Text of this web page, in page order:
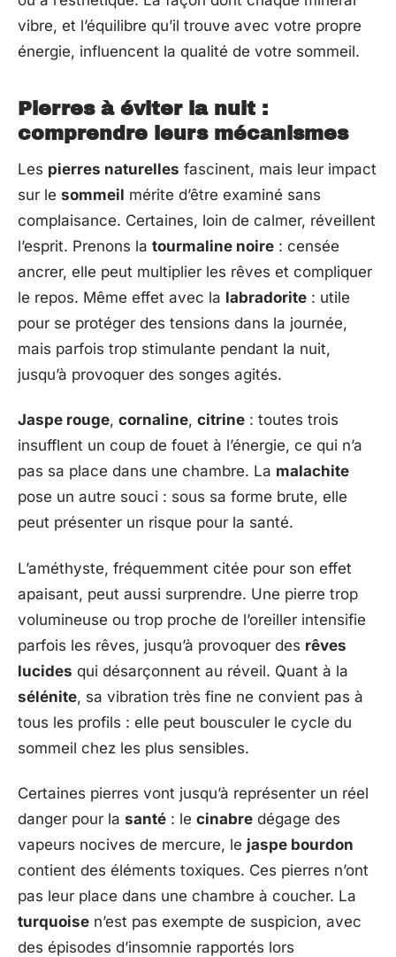
vibre, et l’équilibre qu’il trouve avec votre propre
énergie, influencent la qualité de votre sommeil.
Pierres à éviter la nuit :
comprendre leurs mécanismes
Les pierres naturelles fascinent, mais leur impact
sur le sommeil mérite d’être examiné sans
complaisance. Certaines, loin de calmer, réveillent
l’esprit. Prenons la tourmaline noire : censée
ancrer, elle peut multiplier les rêves et compliquer
le repos. Même effet avec la labradorite : utile
pour se protéger des tensions dans la journée,
mais parfois trop stimulante pendant la nuit,
jusqu’à provoquer des songes agités.
Jaspe rouge, cornaline, citrine : toutes trois
insufflent un coup de fouet à l’énergie, ce qui n’a
pas sa place dans une chambre. La malachite
pose un autre souci : sous sa forme brute, elle
peut présenter un risque pour la santé.
L’améthyste, fréquemment citée pour son effet
apaisant, peut aussi surprendre. Une pierre trop
volumineuse ou trop proche de l’oreiller intensifie
parfois les rêves, jusqu’à provoquer des rêves
lucides qui désarçonnent au réveil. Quant à la
sélénite, sa vibration très fine ne convient pas à
tous les profils : elle peut bousculer le cycle du
sommeil chez les plus sensibles.
Certaines pierres vont jusqu’à représenter un réel
danger pour la santé : le cinabre dégage des
vapeurs nocives de mercure, le jaspe bourdon
contient des éléments toxiques. Ces pierres n’ont
pas leur place dans une chambre à coucher. La
turquoise n’est pas exempte de suspicion, avec
des épisodes d’insomnie rapportés lors